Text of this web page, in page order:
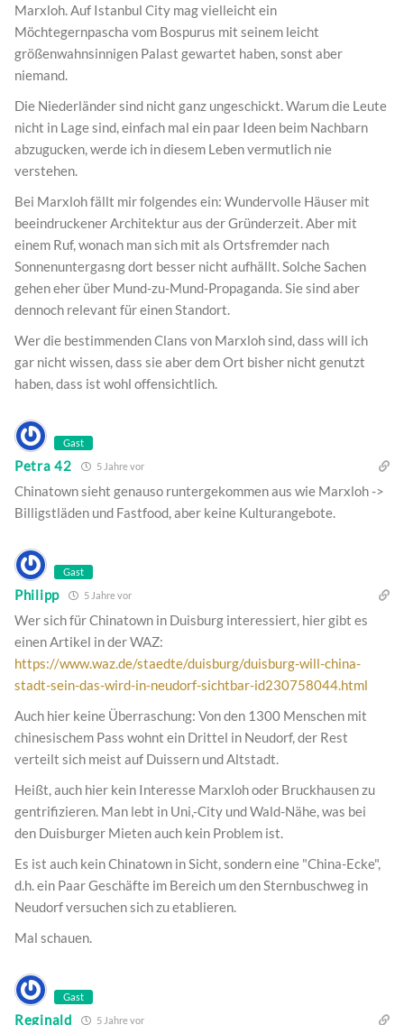
Marxloh. Auf Istanbul City mag vielleicht ein
Möchtegernpascha vom Bospurus mit seinem leicht
größenwahnsinnigen Palast gewartet haben, sonst aber
niemand.
Die Niederländer sind nicht ganz ungeschickt. Warum die Leute
nicht in Lage sind, einfach mal ein paar Ideen beim Nachbarn
abzugucken, werde ich in diesem Leben vermutlich nie
verstehen.
Bei Marxloh fällt mir folgendes ein: Wundervolle Häuser mit
beeindruckener Architektur aus der Gründerzeit. Aber mit
einem Ruf, wonach man sich mit als Ortsfremder nach
Sonnenuntergasng dort besser nicht aufhällt. Solche Sachen
gehen eher über Mund-zu-Mund-Propaganda. Sie sind aber
dennoch relevant für einen Standort.
Wer die bestimmenden Clans von Marxloh sind, dass will ich
gar nicht wissen, dass sie aber dem Ort bisher nicht genutzt
haben, dass ist wohl offensichtlich.
Gast
Petra 42 5 Jahre vor
Chinatown sieht genauso runtergekommen aus wie Marxloh ->
Billigstläden und Fastfood, aber keine Kulturangebote.
Gast
Philipp 5 Jahre vor
Wer sich für Chinatown in Duisburg interessiert, hier gibt es
einen Artikel in der WAZ:
https://www.waz.de/staedte/duisburg/duisburg-will-china-
stadt-sein-das-wird-in-neudorf-sichtbar-id230758044.html
Auch hier keine Überraschung: Von den 1300 Menschen mit
chinesischem Pass wohnt ein Drittel in Neudorf, der Rest
verteilt sich meist auf Duissern und Altstadt.
Heißt, auch hier kein Interesse Marxloh oder Bruckhausen zu
gentrifizieren. Man lebt in Uni,-City und Wald-Nähe, was bei
den Duisburger Mieten auch kein Problem ist.
Es ist auch kein Chinatown in Sicht, sondern eine "China-Ecke",
d.h. ein Paar Geschäfte im Bereich um den Sternbuschweg in
Neudorf versuchen sich zu etablieren.
Mal schauen.
Gast
Reginald 5 Jahre vor